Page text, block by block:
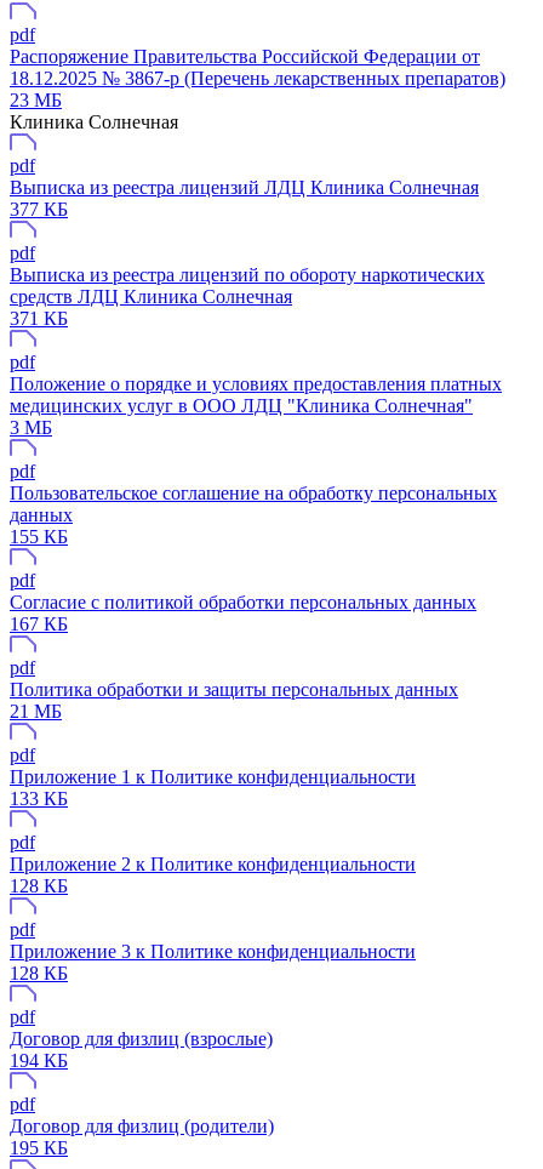
pdf
Распоряжение Правительства Российской Федерации от
18.12.2025 № 3867-р (Перечень лекарственных препаратов)
23 МБ
Клиника Солнечная
pdf
Выписка из реестра лицензий ЛДЦ Клиника Солнечная
377 КБ
pdf
Выписка из реестра лицензий по обороту наркотических
средств ЛДЦ Клиника Солнечная
371 КБ
pdf
Положение о порядке и условиях предоставления платных
медицинских услуг в ООО ЛДЦ "Клиника Солнечная"
3 МБ
pdf
Пользовательское соглашение на обработку персональных
данных
155 КБ
pdf
Согласие с политикой обработки персональных данных
167 КБ
pdf
Политика обработки и защиты персональных данных
21 МБ
pdf
Приложение 1 к Политике конфиденциальности
133 КБ
pdf
Приложение 2 к Политике конфиденциальности
128 КБ
pdf
Приложение 3 к Политике конфиденциальности
128 КБ
pdf
Договор для физлиц (взрослые)
194 КБ
pdf
Договор для физлиц (родители)
195 КБ